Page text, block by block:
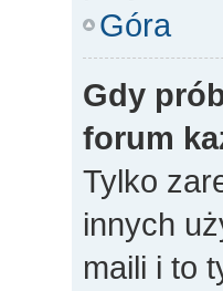
Góra
Gdy
forum
Tylko
innych
maili i to